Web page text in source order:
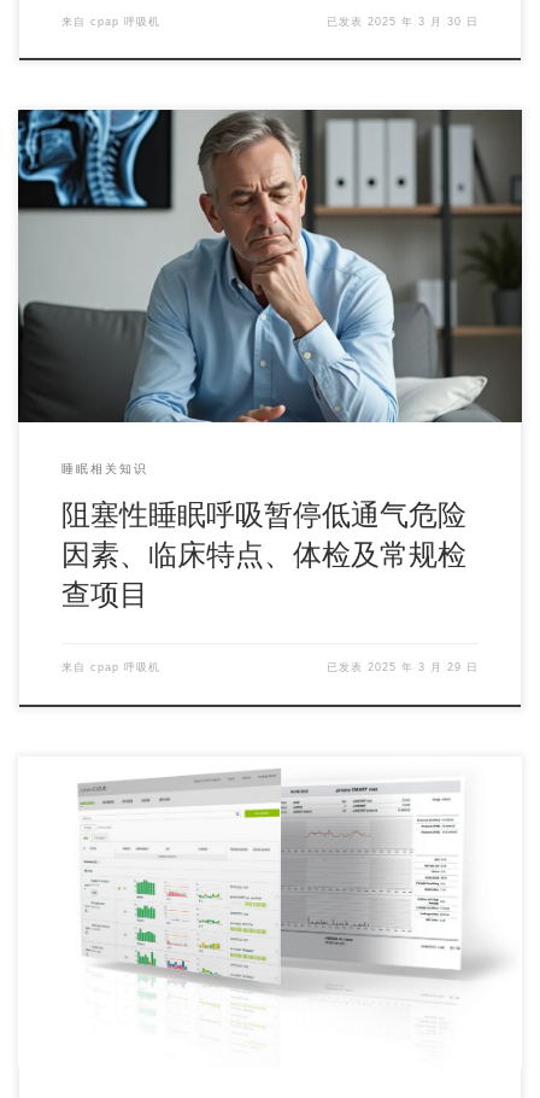
来自 cpap 呼吸机 已发表 2025 年 3 月 30 日
二、主要危险因素 三、临床特点夜间睡眠过程中打鼾且鼾声
不规律，伴有呼吸和睡眠节律紊乱，反复出现呼吸暂 […]
睡眠相关知识
阻塞性睡眠呼吸暂停低通气危险
因素、临床特点、体检及常规检
查项目
来自 cpap 呼吸机 已发表2025 年 3 月 29 日